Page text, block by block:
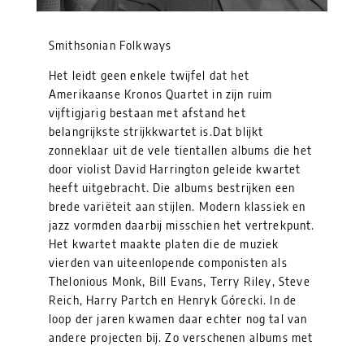
Smithsonian Folkways
Het leidt geen enkele twijfel dat het
Amerikaanse Kronos Quartet in zijn ruim
vijftigjarig bestaan met afstand het
belangrijkste strijkkwartet is.Dat blijkt
zonneklaar uit de vele tientallen albums die het
door violist David Harrington geleide kwartet
heeft uitgebracht. Die albums bestrijken een
brede variëteit aan stijlen. Modern klassiek en
jazz vormden daarbij misschien het vertrekpunt.
Het kwartet maakte platen die de muziek
vierden van uiteenlopende componisten als
Thelonious Monk, Bill Evans, Terry Riley, Steve
Reich, Harry Partch en Henryk Górecki. In de
loop der jaren kwamen daar echter nog tal van
andere projecten bij. Zo verschenen albums met